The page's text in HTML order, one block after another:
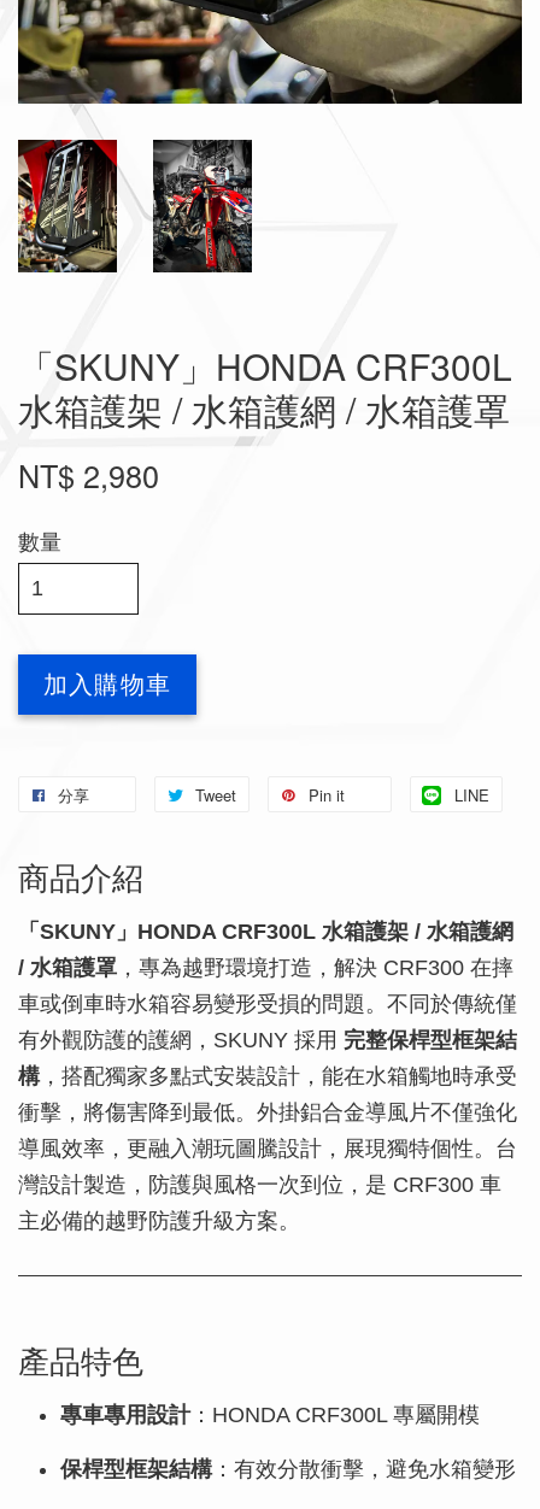
「SKUNY」HONDA CRF300L
水箱護架 / 水箱護網 / 水箱護罩
NT$ 2,980
數量
加入購物車
分享 Tweet Pin it LINE
商品介紹
「SKUNY」HONDA CRF300L 水箱護架 / 水箱護網
/ 水箱護罩 ，專為越野環境打造，解決 CRF300 在摔
車或倒車時水箱容易變形受損的問題。不同於傳統僅
有外觀防護的護網，SKUNY 採用 完整保桿型框架結
構，搭配獨家多點式安裝設計，能在水箱觸地時承受
衝擊，將傷害降到最低。外掛鋁合金導風片不僅強化
導風效率，更融入潮玩圖騰設計，展現獨特個性。台
灣設計製造，防護與風格一次到位，是 CRF300 車
主必備的越野防護升級方案。
產品特色
專車專用設計：HONDA CRF300L 專屬開模
保桿型框架結構：有效分散衝擊，避免水箱變形